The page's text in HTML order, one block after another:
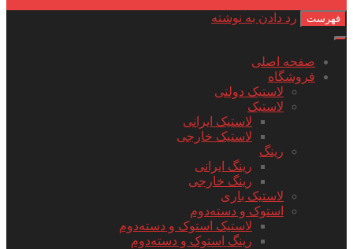
فهرست رد دادن به نوشته
صفحه اصلی
فروشگاه
لاستیک دولتی
لاستیک
لاستیک ایرانی
لاستیک خارجی
رینگ
رینگ ایرانی
رینگ خارجی
لاستیک باری
استوک و دسته‌دوم
لاستیک استوک و دسته‌دوم
رینگ استوک و دسته‌دوم